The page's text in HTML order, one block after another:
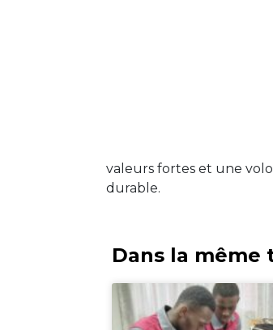
valeurs fortes et une
durable.
Dans la même